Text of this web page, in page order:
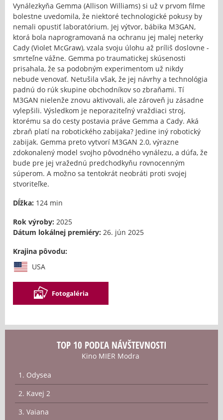
Vynálezkyňa Gemma (Allison Williams) si už v prvom filme
bolestne uvedomila, že niektoré technologické pokusy by
nemali opustiť laboratórium. Jej výtvor, bábika M3GAN,
ktorá bola naprogramovaná na ochranu jej malej neterky
Cady (Violet McGraw), vzala svoju úlohu až príliš doslovne -
smrteľne vážne. Gemma po traumatickej skúsenosti
prisahala, že sa podobným experimentom už nikdy
nebude venovať. Netušila však, že jej návrhy a technológia
padnú do rúk skupine obchodníkov so zbraňami. Tí
M3GAN nielenže znovu aktivovali, ale zároveň ju zásadne
vylepšili. Výsledkom je neporaziteľný vraždiaci stroj,
ktorému sa do cesty postavia práve Gemma a Cady. Aká
zbraň platí na robotického zabijaka? Jedine iný robotický
zabijak. Gemma preto vytvorí M3GAN 2.0, výrazne
zdokonalený model svojho pôvodného vynálezu, a dúfa, že
bude pre jej vražednú predchodkyňu rovnocenným
súperom. A možno sa tentokrát neobráti proti svojej
stvoriteľke.
Dĺžka: 124 min
Rok výroby: 2025
Dátum lokálnej premiéry: 26. jún 2025
Krajina pôvodu:
USA
Fotogaléria
TOP 10 PODĽA NÁVŠTEVNOSTI
Kino MIER Modra
1. Odysea
2. Kavej 2
3. Vaiana